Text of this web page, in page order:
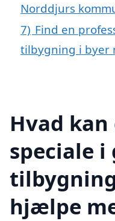
Norddjurs
7) Find en
tilbygning i
Hvad
speciale i
hjælpe